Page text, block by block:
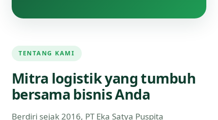
TENTANG KAMI
Mitra logistik yang tumbuh
bersama bisnis Anda
Berdiri sejak 2016, PT Eka Satya Puspita